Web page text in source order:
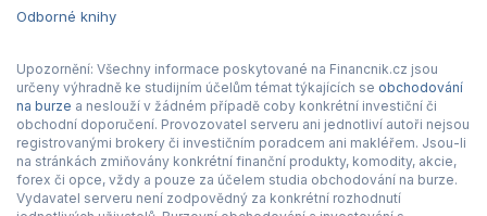
Odborné knihy
Upozornění: Všechny informace poskytované na Financnik.cz jsou
určeny výhradně ke studijním účelům témat týkajících se obchodování
na burze a neslouží v žádném případě coby konkrétní investiční či
obchodní doporučení. Provozovatel serveru ani jednotliví autoři nejsou
registrovanými brokery či investičním poradcem ani makléřem. Jsou-li
na stránkách zmiňovány konkrétní finanční produkty, komodity, akcie,
forex či opce, vždy a pouze za účelem studia obchodování na burze.
Vydavatel serveru není zodpovědný za konkrétní rozhodnutí